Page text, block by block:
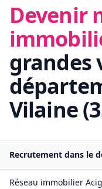
Devenir
grandes
Vilaine(
Recrutement dans le
Réseau immobilier